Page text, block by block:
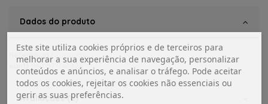
Dados do produto
Referência
5601577746923
Avaliações (0)
Este site utiliza cookies próprios e de terceiros para
melhorar a sua experiência de navegação, personalizar
conteúdos e anúncios, e analisar o tráfego. Pode aceitar
todos os cookies, rejeitar os cookies não essenciais ou
gerir as suas preferências.